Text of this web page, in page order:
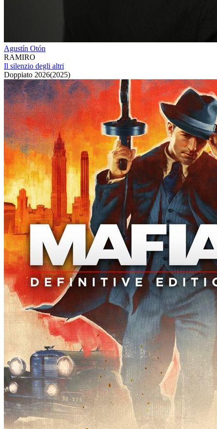
Agustín Otón
RAMIRO
Il silenzio degli altri
Doppiato 2026(2025)